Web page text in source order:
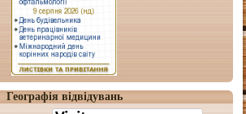
Географія відвідувань